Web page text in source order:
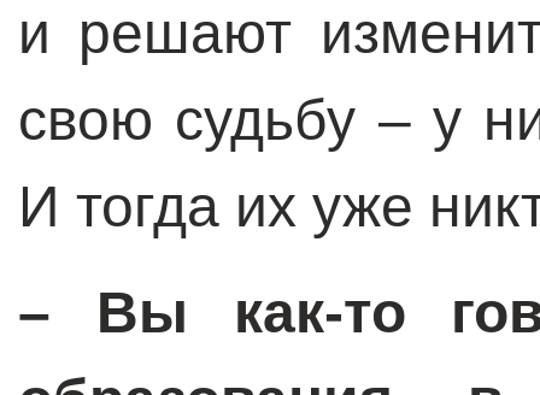
и решают
свою судьбу – у
И тогда их уже
– Вы как-то